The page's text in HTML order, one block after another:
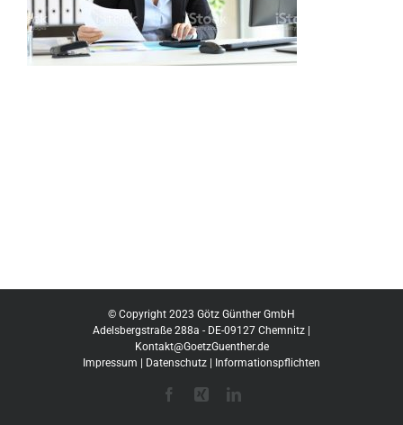
© Copyright 2023 Götz Günther GmbH
Adelsbergstraße 288a - DE-09127 Chemnitz |
Kontakt@GoetzGuenther.de
Impressum
Datenschutz Informationspflichten
Facebook
Xing LinkedIn